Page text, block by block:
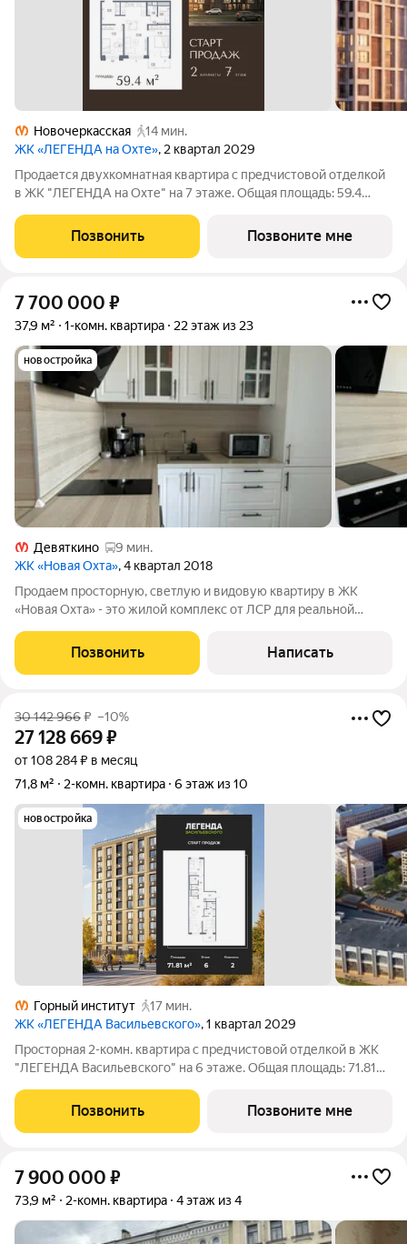
Новочеркасская
14 мин.
ЖК «ЛЕГЕНДА на Охте», 2 квартал 2029
Продается двухкомнатная квартира с предчистовой отделкой
в ЖК "ЛЕГЕНДА на Охте" на 7 этаже. Общая площадь: 59.4
23.4 кв.м. Комнаты изолированные, все окна выходят на одну
сторону. В
Позвонить Позвоните мне
7 700 000 ₽
37,9 м² 1-комн. квартира 22 этаж из 23
новостройка
Девяткино
9 мин.
ЖК «Новая Охта», 4 квартал 2018
Продаем просторную, светлую и видовую квартиру в ЖК
«Новая Охта» - это жилой комплекс от ЛСР для реальной
техникой, а так же с просторной гардеробной зоной. Плюсы
нашего ЖК очевидны: Городская
Позвонить Написать
30 142 966₽ –10%
27 128 669₽
от 108 284 ₽ в месяц
71,8 м²
2-комн. квартира 6 этаж из 10
новостройка
Горный институт
17 мин.
ЖК «ЛЕГЕНДА Васильевского», 1 квартал 2029
Просторная 2-комн. квартира с предчистовой отделкой в ЖК
"ЛЕГЕНДА Васильевского" на 6 этаже. Общая площадь: 71.81
25.07 кв.м. Квартира - распашонка, очень светлая, без
проходных комнат,
Позвонить Позвоните мне
7 900 000 ₽
73,9 м² 2-комн. квартира 4 этаж из 4